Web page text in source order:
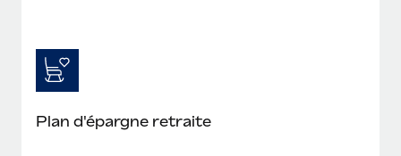
Plan d'épargne retraite